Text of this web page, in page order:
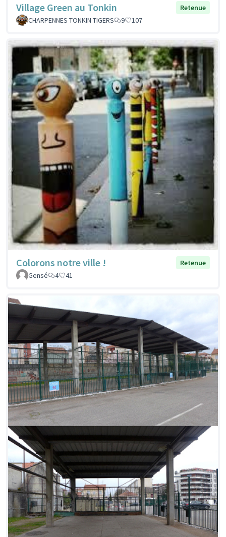
Village Green au Tonkin
Retenue
CHARPENNES TONKIN TIGERS
9 107
Colorons notre ville !
Retenue
Gensé
4 41